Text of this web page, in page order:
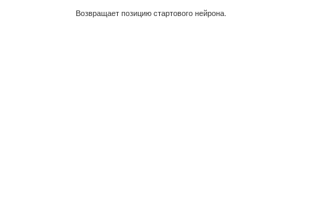
Возвращает позицию стартового нейрона.